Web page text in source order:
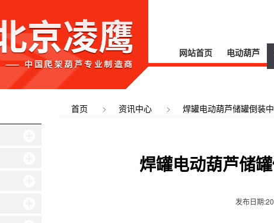
网站首页 电动葫芦
首页 > 资讯中心 > 焊罐电动葫芦储罐倒装
焊罐电动葫芦储
发布日期